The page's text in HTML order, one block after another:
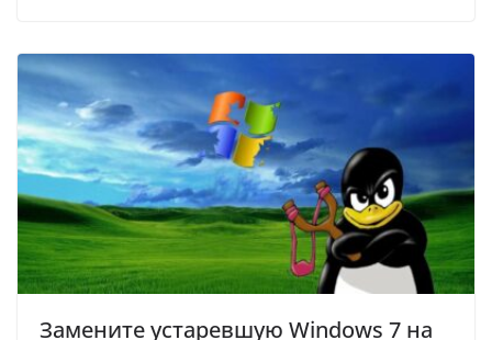
Замените устаревшую Windows 7 на